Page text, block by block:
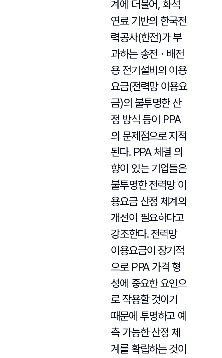
계에 더불어, 화석
연료 기반의 한국전
력공사(한전)가 부
과하는 송전ㆍ배전
용 전기설비의 이용
요금(전력망 이용요
금)의 불투명한 산
정 방식 등이 PPA
의 문제점으로 지적
된다. PPA 체결 의
향이 있는 기업들은
불투명한 전력망 이
용요금 산정 체계의
개선이 필요하다고
강조한다. 전력망
이용요금이 장기적
으로 PPA 가격 형
성에 중요한 요인으
로 작용할 것이기
때문에 투명하고 예
측 가능한 산정 체
계를 확립하는 것이